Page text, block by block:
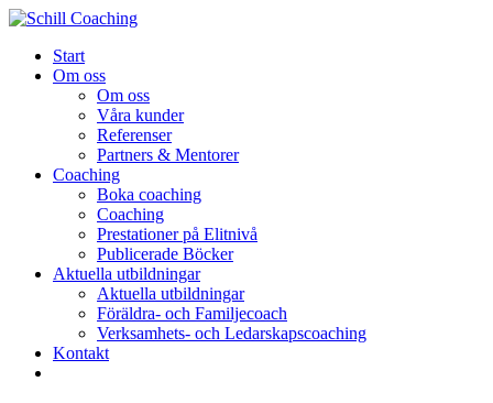
Start
Om oss
Om oss
Våra kunder
Referenser
Partners & Mentorer
Coaching
Boka coaching
Coaching
Prestationer på Elitnivå
Publicerade Böcker
Aktuella utbildningar
Aktuella utbildningar
Föräldra- och Familjecoach
Verksamhets- och Ledarskapscoaching
Kontakt